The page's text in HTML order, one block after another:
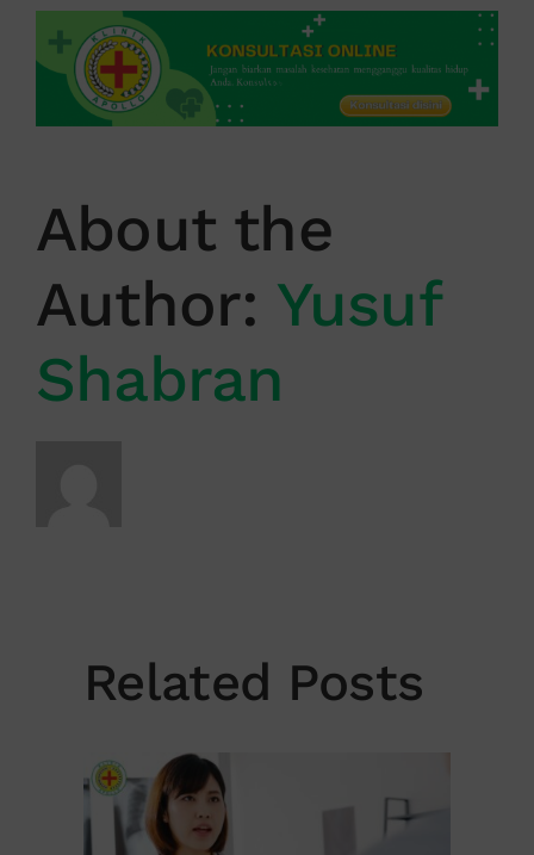
About the
Author: Yusuf
Shabran
Related Posts